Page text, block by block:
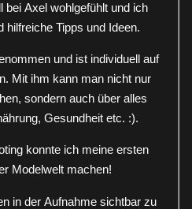
bei Axel wohlgefühlt und ich
hilfreiche Tipps und Ideen.
und ist individuell auf
Mit ihm kann man nicht nur
sondern auch über alles
Gesundheit etc. :).
konnte ich meine ersten
Modelwelt machen!
in der Aufnahme sichtbar zu